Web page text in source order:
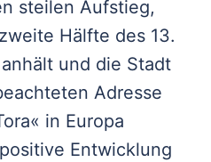
steilen Aufstieg,
Hälfte des 13.
und die Stadt
Adresse
in Europa
Entwicklung